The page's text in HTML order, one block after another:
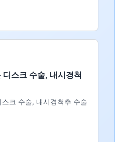
스크 수술, 내시경척
크 수술, 내시경척추 수술